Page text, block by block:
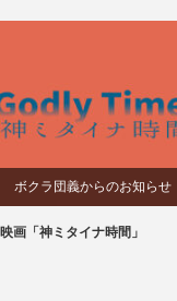
ボクラ団義からのお知らせ
映画「神ミタイナ時間」